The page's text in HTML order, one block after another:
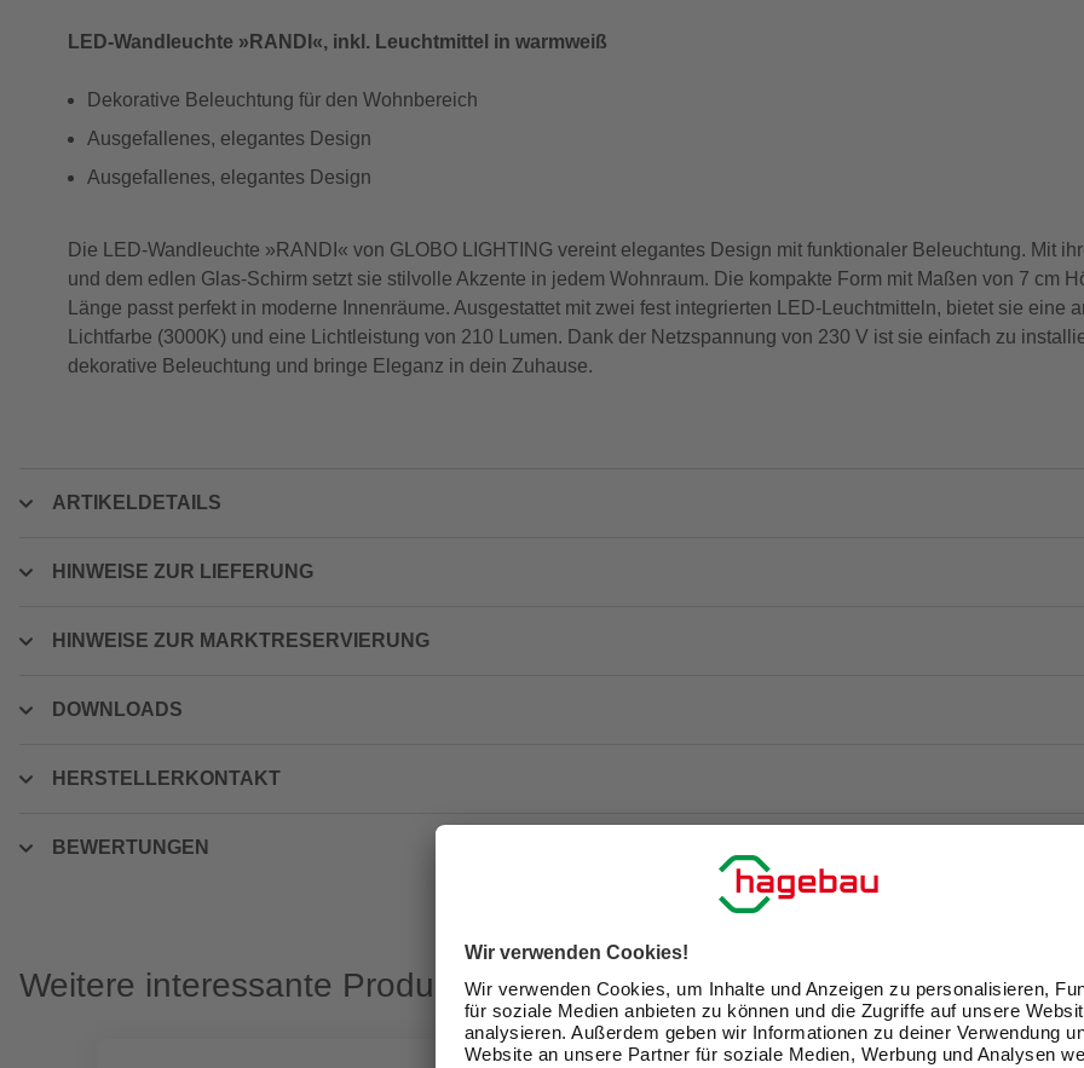
LED-Wandleuchte »RANDI«, inkl. Leuchtmittel in warmweiß
Dekorative Beleuchtung für den Wohnbereich
Ausgefallenes, elegantes Design
Ausgefallenes, elegantes Design
Die LED-Wandleuchte »RANDI« von GLOBO LIGHTING vereint elegantes Design mit funktionaler Beleuchtung. Mit
und dem edlen Glas-Schirm setzt sie stilvolle Akzente in jedem Wohnraum. Die kompakte Form mit Maßen von 7 cm
Länge passt perfekt in moderne Innenräume. Ausgestattet mit zwei fest integrierten LED-Leuchtmitteln, bietet sie eine
Lichtfarbe (3000K) und eine Lichtleistung von 210 Lumen. Dank der Netzspannung von 230 V ist sie einfach zu
dekorative Beleuchtung und bringe Eleganz in dein Zuhause.
ARTIKELDETAILS
HINWEISE ZUR LIEFERUNG
HINWEISE ZUR MARKTRESERVIERUNG
DOWNLOADS
HERSTELLERKONTAKT
BEWERTUNGEN
Weitere interessante Produkte